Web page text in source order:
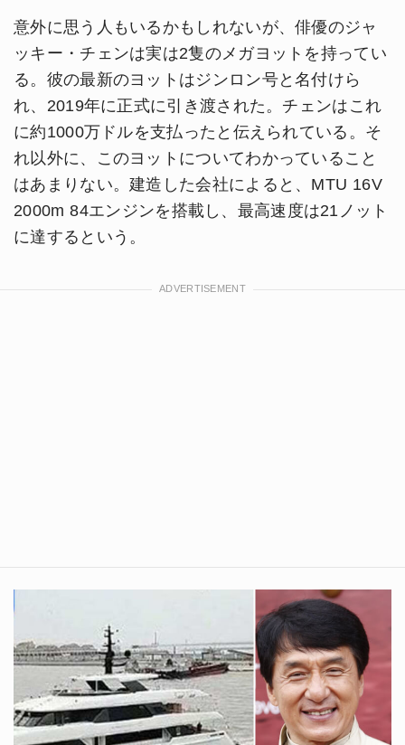
意外に思う人もいるかもしれないが、俳優のジャ
ッキー・チェンは実は2隻のメガヨットを持ってい
る。彼の最新のヨットはジンロン号と名付けら
れ、2019年に正式に引き渡された。チェンはこれ
に約1000万ドルを支払ったと伝えられている。そ
れ以外に、このヨットについてわかっていること
はあまりない。建造した会社によると、MTU 16V
2000m 84エンジンを搭載し、最高速度は21ノット
に達するという。